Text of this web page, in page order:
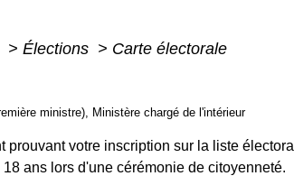
> Élections > Carte électorale
ministre), Ministère chargé de l'intérieur
prouvant votre inscription sur la liste
ans lors d'une cérémonie de citoyenneté.